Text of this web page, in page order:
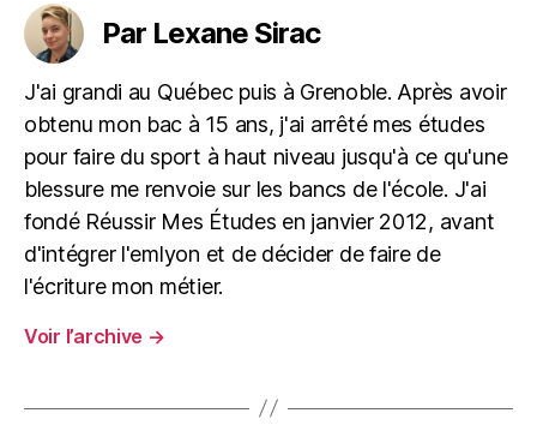
Par Lexane Sirac
J'ai grandi au Québec puis à Grenoble. Après avoir
obtenu mon bac à 15 ans, j'ai arrêté mes études
pour faire du sport à haut niveau jusqu'à ce qu'une
blessure me renvoie sur les bancs de l'école. J'ai
fondé Réussir Mes Études en janvier 2012, avant
d'intégrer l'emlyon et de décider de faire de
l'écriture mon métier.
Voir l’archive →